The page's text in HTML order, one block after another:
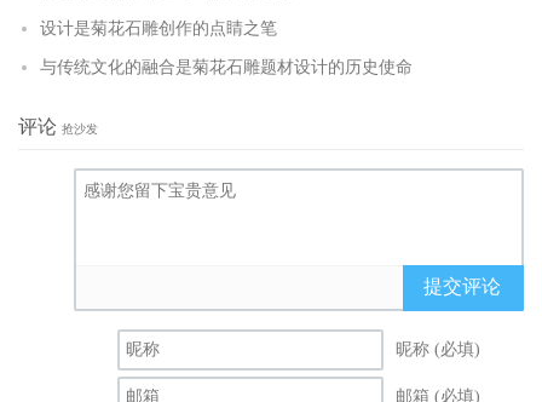
设计是菊花石雕创作的点睛之笔
与传统文化的融合是菊花石雕题材设计的历史使命
评论 抢沙发
提交评论
昵称 (必填)
邮箱 (必填)